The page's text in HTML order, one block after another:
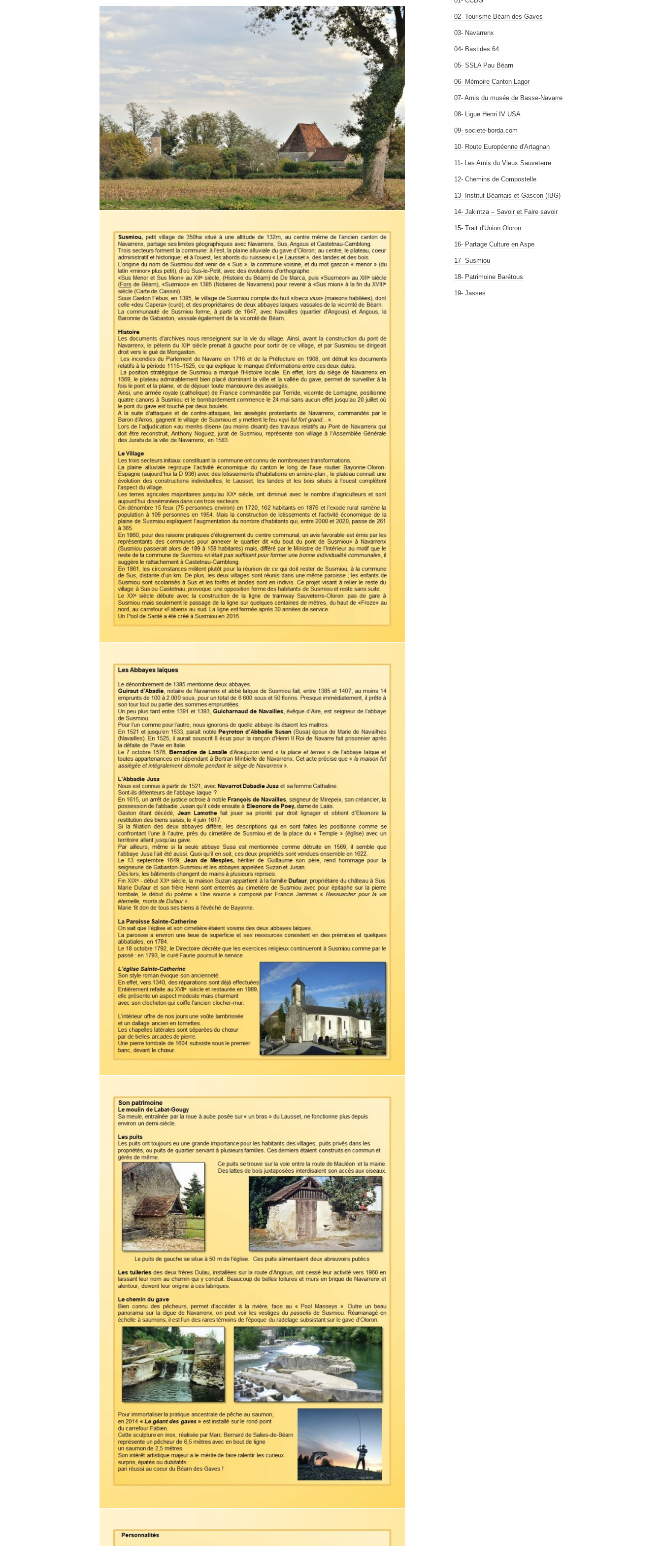
02- Tourisme Béarn des Gaves
03- Navarrenx
04- Bastides 64
05- SSLA Pau Béarn
06- Mémoire Canton Lagor
07- Amis du musée de Basse-Navarre
08- Ligue Henri IV USA
09- societe-borda.com
10- Route Européenne d'Artagnan
11- Les Amis du Vieux Sauveterre
12- Chemins de Compostelle
13- Institut Béarnais et Gascon (IBG)
14- Jakintza – Savoir et Faire savoir
15- Trait d'Union Oloron
16- Partage Culture en Aspe
17- Susmiou
18- Patrimoine Barétous
19- Jasses